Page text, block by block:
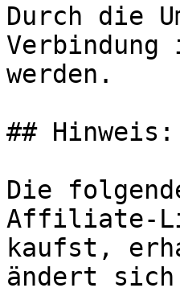
Durch die
werden.
##
Die
Affiliate-
kaufst,
ändert